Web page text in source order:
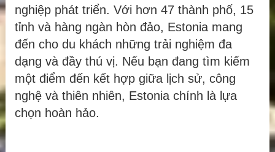
nghiệp phát triển. Với hơn 47 thành phố, 15
tỉnh và hàng ngàn hòn đảo, Estonia mang
đến cho du khách những trải nghiệm đa
dạng và đầy thú vị. Nếu bạn đang tìm kiếm
một điểm đến kết hợp giữa lịch sử, công
nghệ và thiên nhiên, Estonia chính là lựa
chọn hoàn hảo.